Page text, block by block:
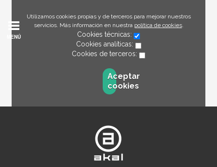
Utilizamos cookies propias y de terceros para mejorar nuestros
servicios. Más información en nuestra política de cookies.
Cookies técnicas:
Cookies analíticas:
Cookies de terceros:
Aceptar
cookies
MENÚ